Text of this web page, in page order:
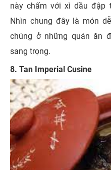
này chấm với xì dầu đập
Nhìn chung đây là món
chúng ở những quán ăn
sang trọng.
8. Tan Imperial Cusine